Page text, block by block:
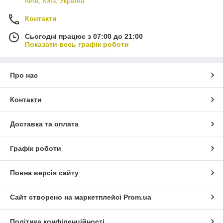
Контакти
Сьогодні працює з 07:00 до 21:00
Показати весь графік роботи
Про нас
Контакти
Доставка та оплата
Графік роботи
Повна версія сайту
Сайт створено на маркетплейсі Prom.ua